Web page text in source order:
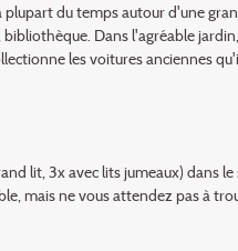
du temps autour d'une
Dans l'agréable
les voitures anciennes
lit, 3x avec lits jumeaux) dans
mais ne vous attendez pas à